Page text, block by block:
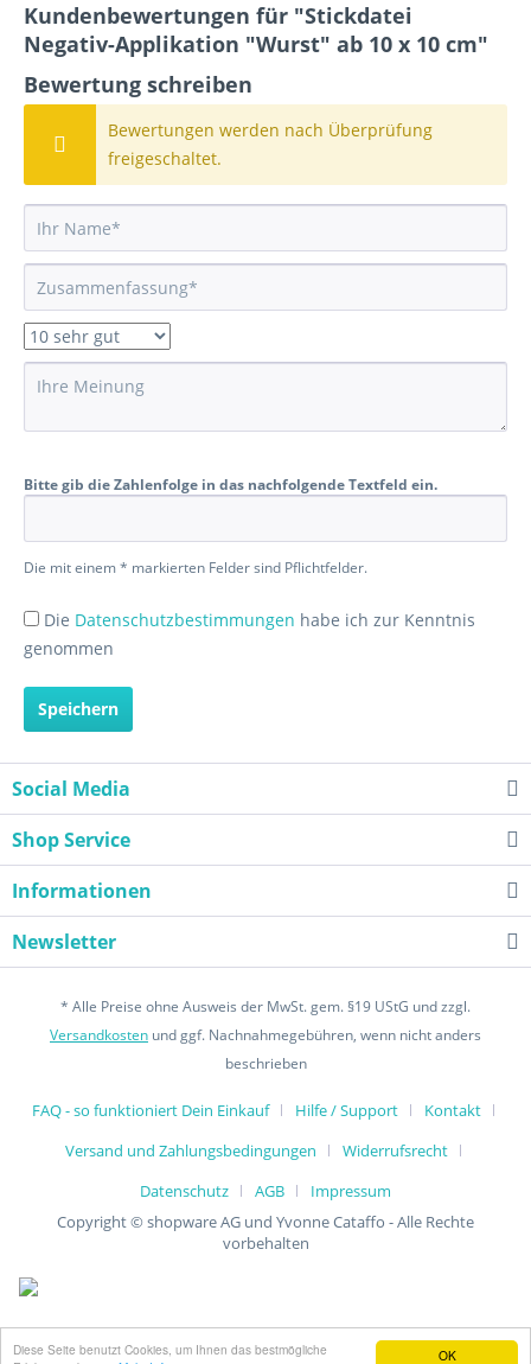
OK
Diese Seite benutzt Cookies, um Ihnen das bestmögliche
Kundenbewertungen für "Stickdatei
Negativ-Applikation "Wurst" ab 10 x 10 cm"
Bewertung schreiben
Bewertungen werden nach Überprüfung
freigeschaltet.
Bitte gib die Zahlenfolge in das nachfolgende Textfeld ein.
Die mit einem * markierten Felder sind Pflichtfelder.
Die Datenschutzbestimmungen habe ich zur Kenntnis
genommen
Speichern
Social Media
Shop Service
Informationen
Newsletter
* Alle Preise ohne Ausweis der MwSt. gem. §19 UStG und zzgl.
Versandkosten und ggf. Nachnahmegebühren, wenn nicht anders
beschrieben
FAQ - so funktioniert Dein Einkauf Hilfe / Support
Kontakt
Versand und Zahlungsbedingungen
Widerrufsrecht
Datenschutz
AGB
Impressum
Copyright © shopware AG und Yvonne Cataffo - Alle Rechte
vorbehalten